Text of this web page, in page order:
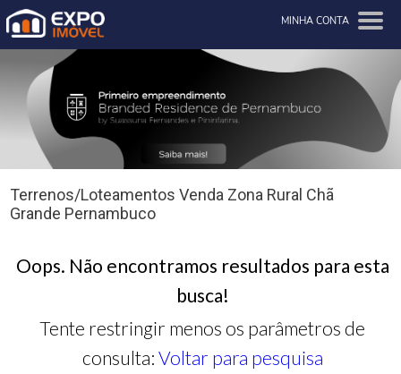
MINHA CONTA
Terrenos/Loteamentos Venda Zona Rural Chã
Grande Pernambuco
Oops. Não encontramos resultados para esta
busca!
Tente restringir menos os parâmetros de
consulta: Voltar para pesquisa